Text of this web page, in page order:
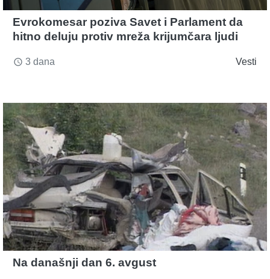
Evrokomesar poziva Savet i Parlament da
hitno deluju protiv mreža krijumčara ljudi
access_time 3 dana Vesti
Na današnji dan 6. avgust